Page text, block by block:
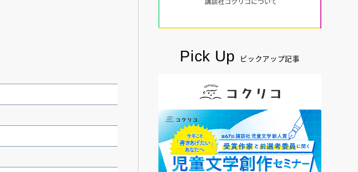
Pick Up ピックアップ記事